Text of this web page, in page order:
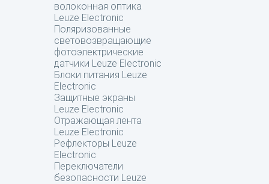
волоконная оптика
Leuze Electronic
Поляризованные
световозвращающие
фотоэлектрические
датчики Leuze Electronic
Блоки питания Leuze
Electronic
Защитные экраны
Leuze Electronic
Отражающая лента
Leuze Electronic
Рефлекторы Leuze
Electronic
Переключатели
безопасности Leuze